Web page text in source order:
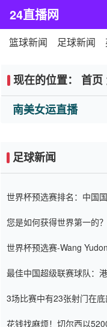
24直播网
篮球新闻 足球新闻
现在的位置： 首页
南美女运直播
足球新闻
世界杯预选赛排名：中国
您是如何获得世界第一的
世界杯预选赛-Wang
最佳中国超级联赛球队：
3场比赛中有23张射门在
花钱找麻烦！切尔西以